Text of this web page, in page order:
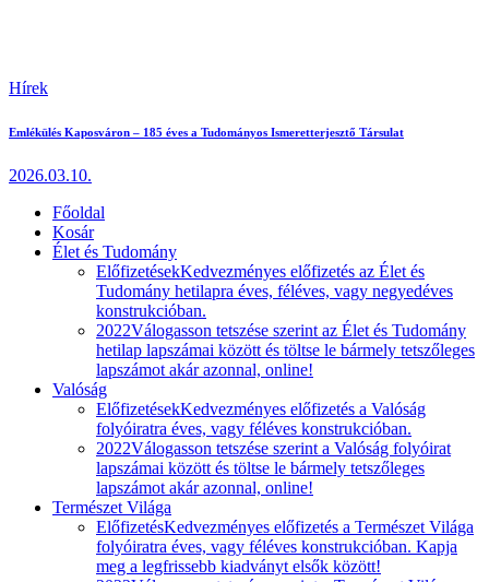
Hírek
Emlékülés Kaposváron – 185 éves a Tudományos Ismeretterjesztő Társulat
2026.03.10.
Főoldal
Kosár
Élet és Tudomány
ElőfizetésekKedvezményes előfizetés az Élet és
Tudomány hetilapra éves, féléves, vagy negyedéves
konstrukcióban.
2022Válogasson tetszése szerint az Élet és Tudomány
hetilap lapszámai között és töltse le bármely tetszőleges
lapszámot akár azonnal, online!
Valóság
ElőfizetésekKedvezményes előfizetés a Valóság
folyóiratra éves, vagy féléves konstrukcióban.
2022Válogasson tetszése szerint a Valóság folyóirat
lapszámai között és töltse le bármely tetszőleges
lapszámot akár azonnal, online!
Természet Világa
ElőfizetésKedvezményes előfizetés a Természet Világa
folyóiratra éves, vagy féléves konstrukcióban. Kapja
meg a legfrissebb kiadványt elsők között!